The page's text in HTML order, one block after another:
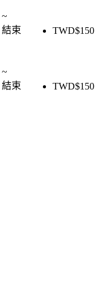
~
結束
TWD$150
~
結束
TWD$150